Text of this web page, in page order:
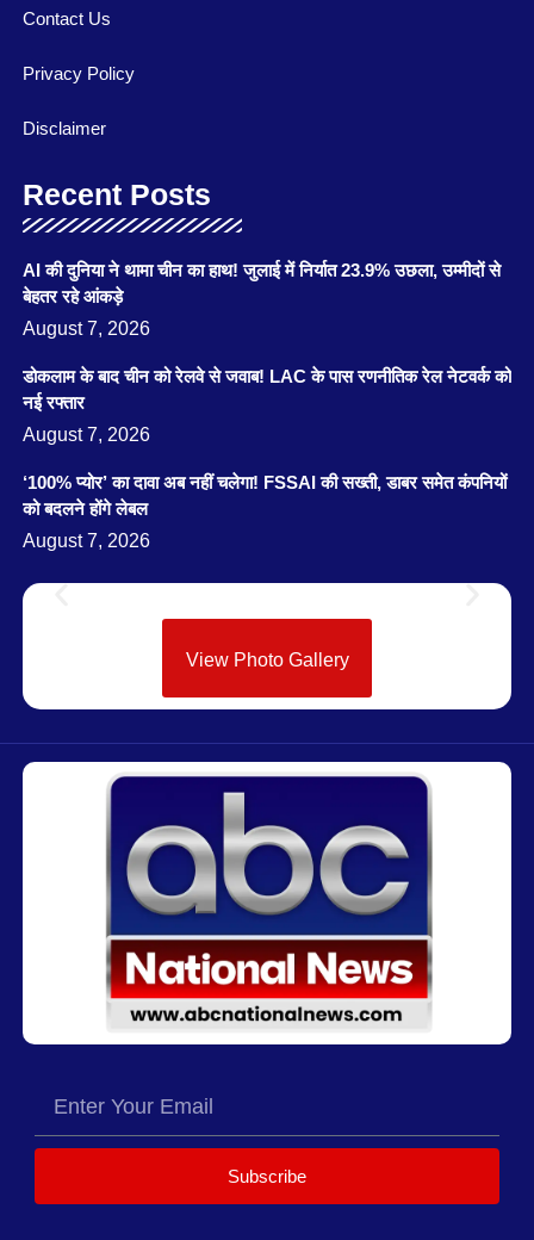
Contact Us
Privacy Policy
Disclaimer
Recent Posts
AI की दुनिया ने थामा चीन का हाथ! जुलाई में निर्यात 23.9% उछला, उम्मीदों से
बेहतर रहे आंकड़े
August 7, 2026
डोकलाम के बाद चीन को रेलवे से जवाब! LAC के पास रणनीतिक रेल नेटवर्क को
नई रफ्तार
August 7, 2026
‘100% प्योर’ का दावा अब नहीं चलेगा! FSSAI की सख्ती, डाबर समेत कंपनियों
को बदलने होंगे लेबल
August 7, 2026
View Photo Gallery
Subscribe